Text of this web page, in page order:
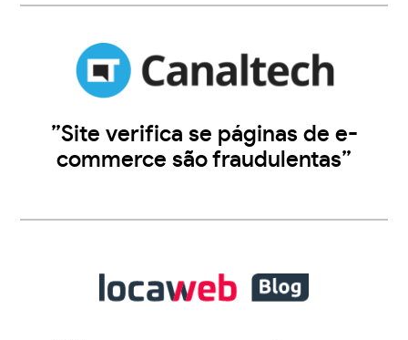
”Site verifica se páginas de e-
commerce são fraudulentas”